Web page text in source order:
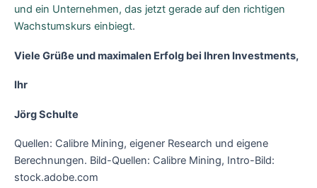
und ein Unternehmen, das jetzt gerade auf den richtigen
Wachstumskurs einbiegt.
Viele Grüße und maximalen Erfolg bei Ihren Investments,
Ihr
Jörg Schulte
Quellen: Calibre Mining, eigener Research und eigene
Berechnungen. Bild-Quellen: Calibre Mining, Intro-Bild:
stock.adobe.com